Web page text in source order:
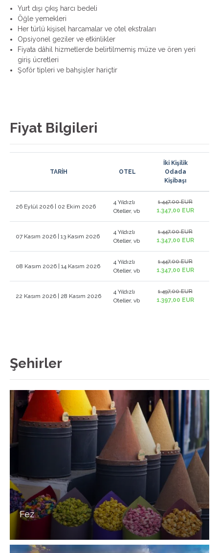
Yurt dışı çıkış harcı bedeli
Öğle yemekleri
Her türlü kişisel harcamalar ve otel ekstraları
Opsiyonel geziler ve etkinlikler
Fiyata dâhil hizmetlerde belirtilmemiş müze ve ören yeri
giriş ücretleri
Şoför tipleri ve bahşişler hariçtir
Fiyat Bilgileri
TARİH OTEL
İki Kişilik
Odada
Kişibaşı
26 Eylül 2026 | 02 Ekim 2026
4 Yıldızlı
Oteller, vb
1.447,00 EUR
1.347,00 EUR
07 Kasım 2026 | 13 Kasım 2026
4 Yıldızlı
Oteller, vb
1.447,00 EUR
1.347,00 EUR
08 Kasım 2026 | 14 Kasım 2026
4 Yıldızlı
Oteller, vb
1.447,00 EUR
1.347,00 EUR
22 Kasım 2026 | 28 Kasım 2026
4 Yıldızlı
Oteller, vb
1.497,00 EUR
1.397,00 EUR
Şehirler
Fez